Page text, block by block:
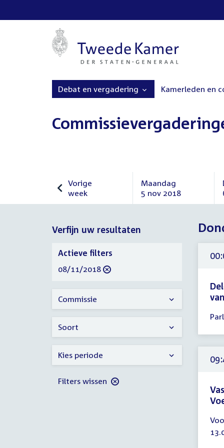
Debat en vergadering Kamerleden en
Vorige
week
Vorige
Maandag
5 nov 2018
Maandag
Verfijn uw resultaten
-
Verfijn
uw
resultaten
Actieve filters
verwijder
08/11/2018
Commissie
Soort
Kies periode
Filters wissen